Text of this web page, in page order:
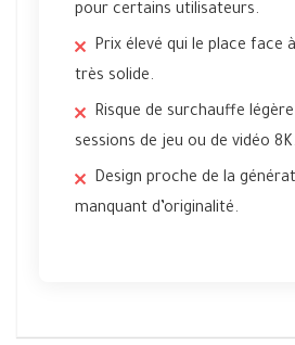
pour certains utilisateurs.
Prix élevé qui le place face
très solide.
Risque de surchauffe
sessions de jeu ou de vidéo 8K.
Design proche de la
manquant d’originalité.